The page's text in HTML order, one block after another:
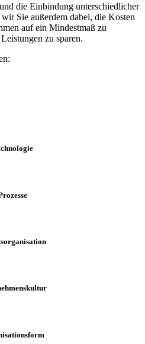
die Einbindung unterschiedlicher
Sie außerdem dabei, die Kosten
auf ein Mindestmaß zu
zu sparen.